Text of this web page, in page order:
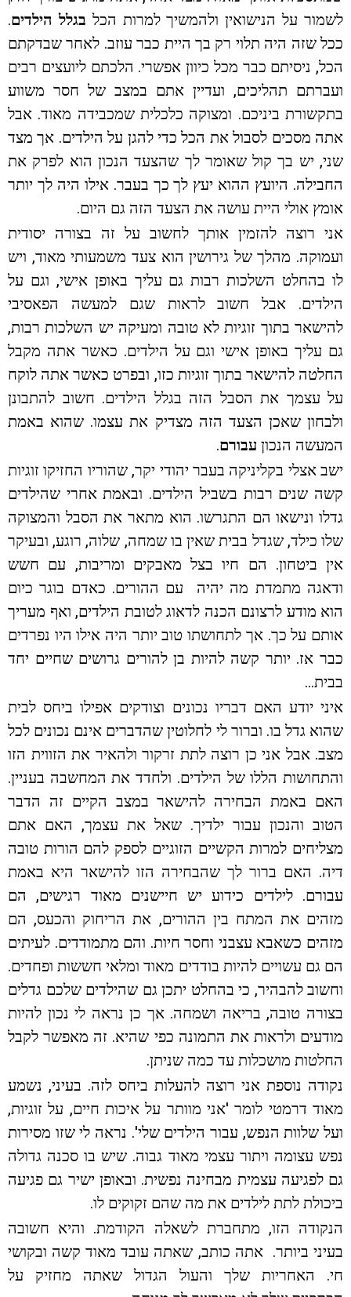
לשמור על הנישואין ולהמשיך למרות הכל בגלל הילדים.
ככל שזה היה תלוי רק בך היית כבר עוזב. לאחר שבדקתם
הכל, ניסיתם כבר מכל כיוון אפשרי. הלכתם ליועצים רבים
ועברתם תהליכים, ועדיין אתם במצב של חסר משווע
בתקשורת ביניכם. ומצוקה כלכלית שמכבידה מאוד. אבל
אתה מסכים לסבול את הכל כדי להגן על הילדים. אך מצד
שני, יש בך קול שאומר לך שהצעד הנכון הוא לפרק את
החבילה. היועץ ההוא יעץ לך כך בעבר. אילו היה לך יותר
אומץ אולי היית עושה את הצעד הזה גם היום.
אני רוצה להזמין אותך לחשוב על זה בצורה יסודית
ועמוקה. מהלך של גירושין הוא צעד משמעותי מאוד, ויש
לו בהחלט השלכות רבות גם עליך באופן אישי, וגם על
הילדים. אבל חשוב לראות שגם למעשה הפאסיבי
להישאר בתוך זוגיות לא טובה ומעיקה יש השלכות רבות,
גם עליך באופן אישי וגם על הילדים. כאשר אתה מקבל
החלטה להישאר בתוך זוגיות כזו, ובפרט כאשר אתה לוקח
על עצמך את הסבל הזה בגלל הילדים. חשוב להתבונן
ולבחון שאכן הצעד הזה מצדיק את עצמו. שהוא באמת
המעשה הנכון עבורם.
ישב אצלי בקליניקה בעבר יהודי יקר, שהוריו החזיקו זוגיות
קשה שנים רבות בשביל הילדים. ובאמת אחרי שהילדים
גדלו ונישאו הם התגרשו. הוא מתאר את הסבל והמצוקה
שלו כילד, שגדל בבית שאין בו שמחה, שלוה, רוגע, ובעיקר
אין ביטחון. הם חיו בצל מאבקים ומריבות, עם חשש
ודאגה מתמדת מה יהיה עם ההורים. כאדם בוגר כיום
הוא מודע לרצונם הכנה לדאוג לטובת הילדים, ואף מעריך
אותם על כך. אך לתחושתו טוב יותר היה אילו היו נפרדים
כבר אז. יותר קשה להיות בן להורים גרושים שחיים יחד
בבית…
איני יודע האם דבריו נכונים וצודקים אפילו ביחס לבית
שהוא גדל בו. וברור לי לחלוטין שהדברים אינם נכונים לכל
מצב. אבל אני כן רוצה לתת זרקור ולהאיר את הזווית הזו
והתחושות הללו של הילדים. ולחדד את המחשבה בעניין.
האם באמת הבחירה להישאר במצב הקיים זה הדבר
הטוב והנכון עבור ילדיך. שאל את עצמך, האם אתם
מצליחים למרות הקשיים הזוגיים לספק להם הורות טובה
דיה. האם ברור לך שהבחירה הזו להישאר היא באמת
עבורם. לילדים כידוע יש חיישנים מאוד רגישים, הם
מזהים את המתח בין ההורים, את הריחוק והכעס, הם
מזהים כשאבא עצבני וחסר חיות. והם מתמודדים. לעיתים
הם גם עשויים להיות בודדים מאוד ומלאי חששות ופחדים.
וחשוב להבהיר, כי בהחלט יתכן גם שהילדים שלכם גדלים
בצורה טובה, בריאה ושמחה. אך כן נראה לי נכון להיות
מודעים ולראות את התמונה כפי שהיא. זה מאפשר לקבל
החלטות מושכלות עד כמה שניתן.
נקודה נוספת אני רוצה להעלות ביחס לזה. בעיני, נשמע
מאוד דרמטי לומר 'אני מוותר על איכות חיים, על זוגיות,
ועל שלוות הנפש, עבור הילדים שלי'. נראה לי שזו מסירות
נפש עצומה ויתור עצמי מאוד גבוה. שיש בו סכנה גדולה
גם לפגיעה עצמית מבחינה נפשית. ובאופן ישיר גם פגיעה
ביכולת לתת לילדים את מה שהם זקוקים לו.
הנקודה הזו, מתחברת לשאלה הקודמת. והיא חשובה
בעיני ביותר. אתה כותב, שאתה עובד מאוד קשה ובקושי
חי. האחריות שלך והעול הגדול שאתה מחזיק על